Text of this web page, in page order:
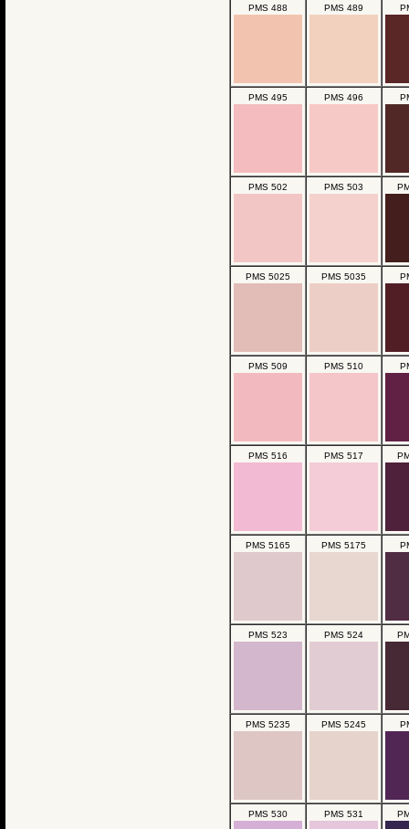
PMS 488 PMS 489
PMS 495 PMS 496
PMS 502 PMS 503
PMS 5025 PMS 5035
PMS 509 PMS 510
PMS 516 PMS 517
PMS 5165 PMS 5175
PMS 523 PMS 524
PMS 5235 PMS 5245
PMS 530 PMS 531